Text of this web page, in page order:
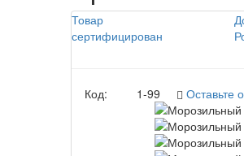
Товар
сертифицирован
Код: 1-99 Оставьте